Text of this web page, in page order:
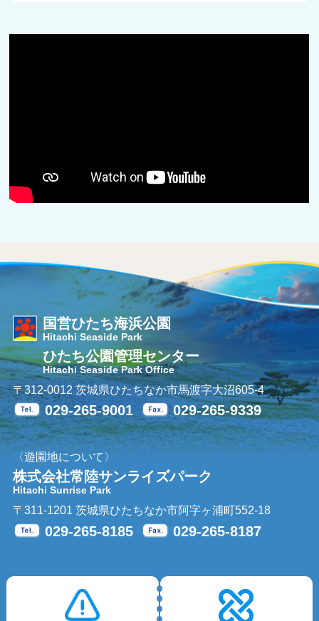
国営ひたち海浜公園
Hitachi Seaside Park
ひたち公園管理センター
Hitachi Seaside Park Office
〒312-0012 茨城県ひたちなか市馬渡字大沼605-4
Tel.
029-265-9001 Fax.
029-265-9339
〈遊園地について〉
株式会社常陸サンライズパーク
Hitachi Sunrise Park
〒311-1201 茨城県ひたちなか市阿字ヶ浦町552-18
Tel.
029-265-8185 Fax.
029-265-8187